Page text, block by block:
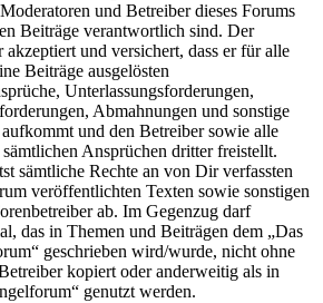
und Betreiber dieses Forums
Beiträge verantwortlich sind. Der
akzeptiert und versichert, dass er für alle
Beiträge ausgelösten
Unterlassungsforderungen,
Abmahnungen und sonstige
und den Betreiber sowie alle
Ansprüchen dritter freistellt.
sämtliche Rechte an von Dir verfassten
veröffentlichten Texten sowie sonstigen
ab. Im Gegenzug darf
das in Themen und Beiträgen dem „Das
geschrieben wird/wurde, nicht ohne
kopiert oder anderweitig als in
genutzt werden.